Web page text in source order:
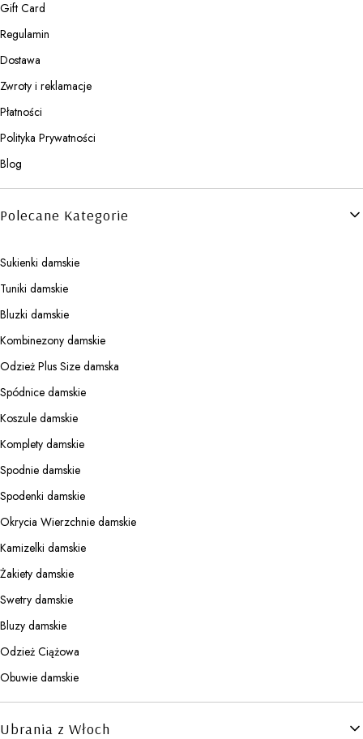
Gift Card
Regulamin
Dostawa
Zwroty i reklamacje
Płatności
Polityka Prywatności
Blog
Polecane Kategorie
Sukienki damskie
Tuniki damskie
Bluzki damskie
Kombinezony damskie
Odzież Plus Size damska
Spódnice damskie
Koszule damskie
Komplety damskie
Spodnie damskie
Spodenki damskie
Okrycia Wierzchnie damskie
Kamizelki damskie
Żakiety damskie
Swetry damskie
Bluzy damskie
Odzież Ciążowa
Obuwie damskie
Ubrania z Włoch